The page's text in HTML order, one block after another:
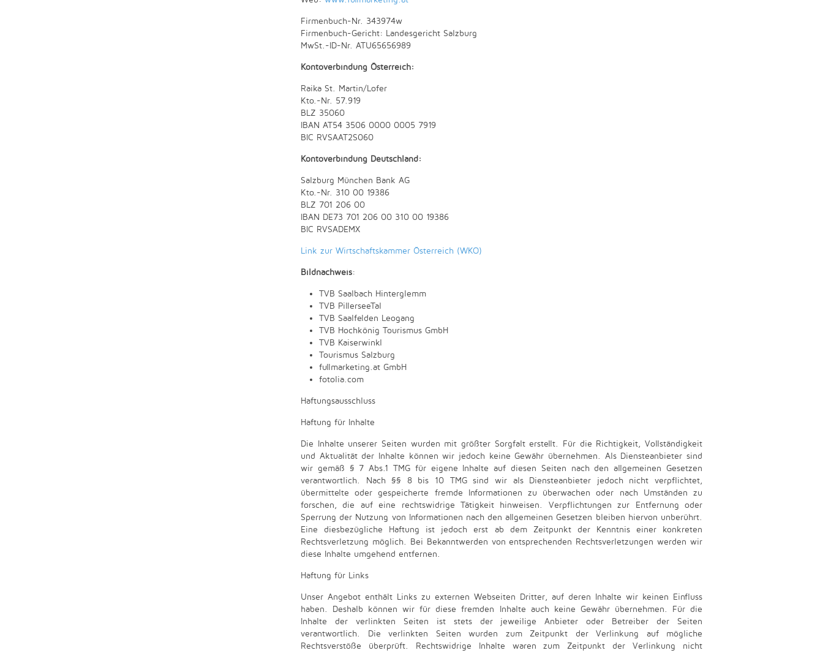
Firmenbuch-Nr. 343974w
Firmenbuch-Gericht: Landesgericht Salzburg
MwSt.-ID-Nr. ATU65656989
Kontoverbindung Österreich:
Raika St. Martin/Lofer
Kto.-Nr. 57.919
BLZ 35060
IBAN AT54 3506 0000 0005 7919
BIC RVSAAT2S060
Kontoverbindung Deutschland:
Salzburg München Bank AG
Kto.-Nr. 310 00 19386
BLZ 701 206 00
IBAN DE73 701 206 00 310 00 19386
BIC RVSADEMX
Link zur Wirtschaftskammer Österreich (WKO)
Bildnachweis:
TVB Saalbach Hinterglemm
TVB PillerseeTal
TVB Saalfelden Leogang
TVB Hochkönig Tourismus GmbH
TVB Kaiserwinkl
Tourismus Salzburg
fullmarketing.at GmbH
fotolia.com
Haftungsausschluss
Haftung für Inhalte
Die Inhalte unserer Seiten wurden mit größter Sorgfalt erstellt. Für die Richtigkeit, Vollständigkeit
und Aktualität der Inhalte können wir jedoch keine Gewähr übernehmen. Als Diensteanbieter sind
wir gemäß § 7 Abs.1 TMG für eigene Inhalte auf diesen Seiten nach den allgemeinen Gesetzen
verantwortlich. Nach §§ 8 bis 10 TMG sind wir als Diensteanbieter jedoch nicht verpflichtet,
übermittelte oder gespeicherte fremde Informationen zu überwachen oder nach Umständen zu
forschen, die auf eine rechtswidrige Tätigkeit hinweisen. Verpflichtungen zur Entfernung oder
Sperrung der Nutzung von Informationen nach den allgemeinen Gesetzen bleiben hiervon unberührt.
Eine diesbezügliche Haftung ist jedoch erst ab dem Zeitpunkt der Kenntnis einer konkreten
Rechtsverletzung möglich. Bei Bekanntwerden von entsprechenden Rechtsverletzungen werden wir
diese Inhalte umgehend entfernen.
Haftung für Links
Unser Angebot enthält Links zu externen Webseiten Dritter, auf deren Inhalte wir keinen Einfluss
haben. Deshalb können wir für diese fremden Inhalte auch keine Gewähr übernehmen. Für die
Inhalte der verlinkten Seiten ist stets der jeweilige Anbieter oder Betreiber der Seiten
verantwortlich. Die verlinkten Seiten wurden zum Zeitpunkt der Verlinkung auf mögliche
Rechtsverstöße überprüft. Rechtswidrige Inhalte waren zum Zeitpunkt der Verlinkung nicht